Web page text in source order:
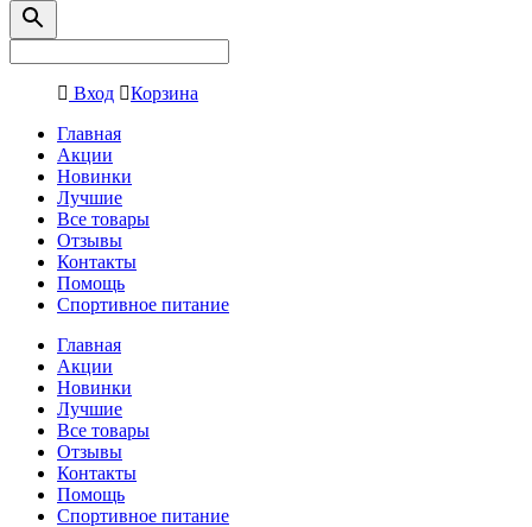
Вход
Корзина
Главная
Акции
Новинки
Лучшие
Все товары
Отзывы
Контакты
Помощь
Спортивное питание
Главная
Акции
Новинки
Лучшие
Все товары
Отзывы
Контакты
Помощь
Спортивное питание